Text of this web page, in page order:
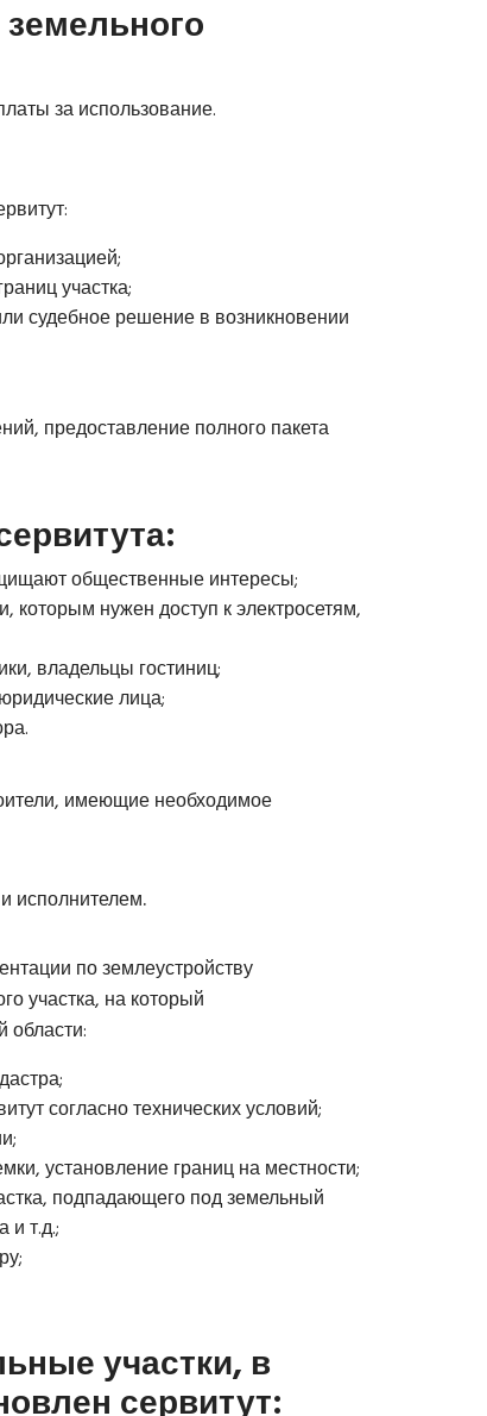
за использование.
участка;
судебное решение в возникновении
предоставление полного пакета
общественные интересы;
которым нужен доступ к электросетям,
владельцы гостиниц;
лица;
имеющие необходимое
исполнителем.
по землеустройству
участка, на который
области:
согласно технических условий;
установление границ на местности;
подпадающего под земельный
и т.д.;
участки, в
сервитут: